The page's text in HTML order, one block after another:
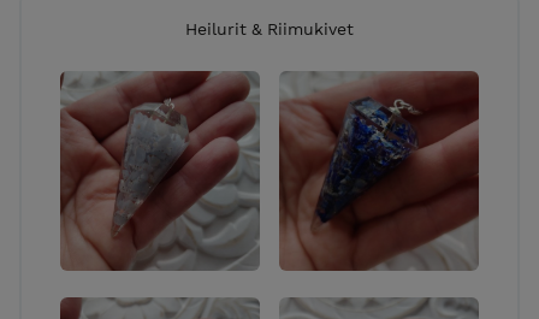
Heilurit & Riimukivet